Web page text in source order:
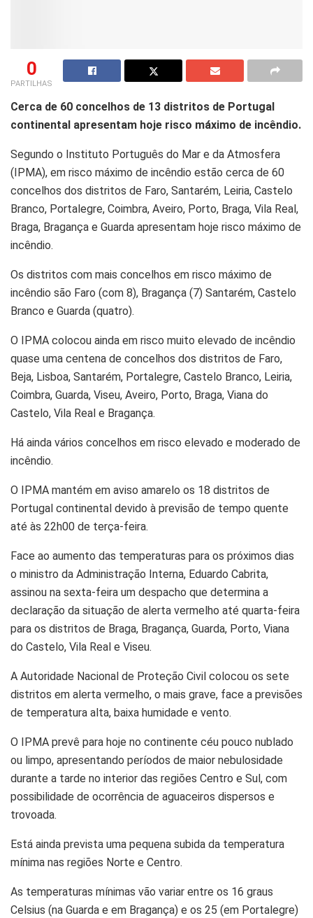
0
PARTILHAS
Cerca de 60 concelhos de 13 distritos de Portugal
continental apresentam hoje risco máximo de incêndio.
Segundo o Instituto Português do Mar e da Atmosfera
(IPMA), em risco máximo de incêndio estão cerca de 60
concelhos dos distritos de Faro, Santarém, Leiria, Castelo
Branco, Portalegre, Coimbra, Aveiro, Porto, Braga, Vila Real,
Braga, Bragança e Guarda apresentam hoje risco máximo de
incêndio.
Os distritos com mais concelhos em risco máximo de
incêndio são Faro (com 8), Bragança (7) Santarém, Castelo
Branco e Guarda (quatro).
O IPMA colocou ainda em risco muito elevado de incêndio
quase uma centena de concelhos dos distritos de Faro,
Beja, Lisboa, Santarém, Portalegre, Castelo Branco, Leiria,
Coimbra, Guarda, Viseu, Aveiro, Porto, Braga, Viana do
Castelo, Vila Real e Bragança.
Há ainda vários concelhos em risco elevado e moderado de
incêndio.
O IPMA mantém em aviso amarelo os 18 distritos de
Portugal continental devido à previsão de tempo quente
até às 22h00 de terça-feira.
Face ao aumento das temperaturas para os próximos dias
o ministro da Administração Interna, Eduardo Cabrita,
assinou na sexta-feira um despacho que determina a
declaração da situação de alerta vermelho até quarta-feira
para os distritos de Braga, Bragança, Guarda, Porto, Viana
do Castelo, Vila Real e Viseu.
A Autoridade Nacional de Proteção Civil colocou os sete
distritos em alerta vermelho, o mais grave, face a previsões
de temperatura alta, baixa humidade e vento.
O IPMA prevê para hoje no continente céu pouco nublado
ou limpo, apresentando períodos de maior nebulosidade
durante a tarde no interior das regiões Centro e Sul, com
possibilidade de ocorrência de aguaceiros dispersos e
trovoada.
Está ainda prevista uma pequena subida da temperatura
mínima nas regiões Norte e Centro.
As temperaturas mínimas vão variar entre os 16 graus
Celsius (na Guarda e em Bragança) e os 25 (em Portalegre)